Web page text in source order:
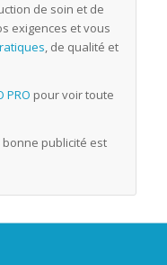
de soin et de
exigences et vous
, de qualité et
PRO pour voir toute
publicité est